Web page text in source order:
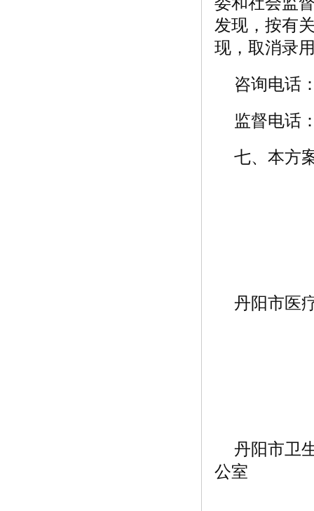
发现，按有
现，取消录
咨询电话
监督电话
七、本方
丹阳市医
丹阳市卫
公室